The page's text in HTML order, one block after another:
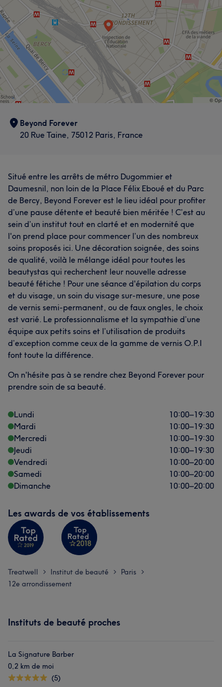
Méticuleux/euse Qualifié/e 6 Expert/e
Attentionné/e
Beyond Forever
20 Rue Taine, 75012 Paris, France
Situé entre les arrêts de métro Dugommier et
Daumesnil, non loin de la Place Félix Eboué et du Parc
de Bercy, Beyond Forever est le lieu idéal pour profiter
d’une pause détente et beauté bien méritée ! C’est au
sein d’un institut tout en clarté et en modernité que
l'on prend place pour commencer l’un des nombreux
soins proposés ici. Une décoration soignée, des soins
de qualité, voilà le mélange idéal pour toutes les
beautystas qui recherchent leur nouvelle adresse
beauté fétiche ! Pour une séance d'épilation du corps
et du visage, un soin du visage sur-mesure, une pose
de vernis semi-permanent, ou de faux ongles, le choix
est varié. Le professionnalisme et la sympathie d’une
équipe aux petits soins et l’utilisation de produits
d’exception comme ceux de la gamme de vernis O.P.I
font toute la différence.
On n'hésite pas à se rendre chez Beyond Forever pour
prendre soin de sa beauté.
Lundi 10:00–19:30
Mardi
10:00–19:30
Mercredi
10:00–19:30
Jeudi
10:00–19:30
Vendredi
10:00–20:00
Samedi
10:00–20:00
Dimanche
10:00–20:00
Les awards de vos établissements
Treatwell > Institut de beauté > Paris >
12e arrondissement
Instituts de beauté proches
La Signature Barber
0,2 km de moi
(5)